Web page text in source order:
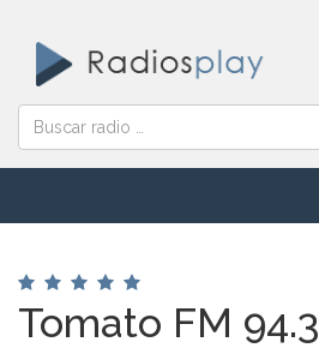
Tomato FM 94.3